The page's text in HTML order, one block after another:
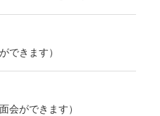
できます）
会ができます）